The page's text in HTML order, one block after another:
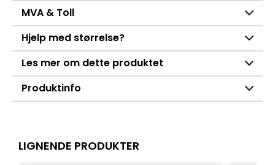
MVA & Toll
Hjelp med størrelse?
Les mer om dette produktet
Produktinfo
LIGNENDE PRODUKTER